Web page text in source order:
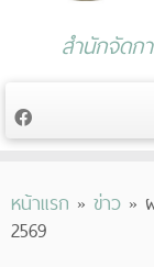
to
content
สำนักจัดก
หน้าแรก » ข่าว »
2569